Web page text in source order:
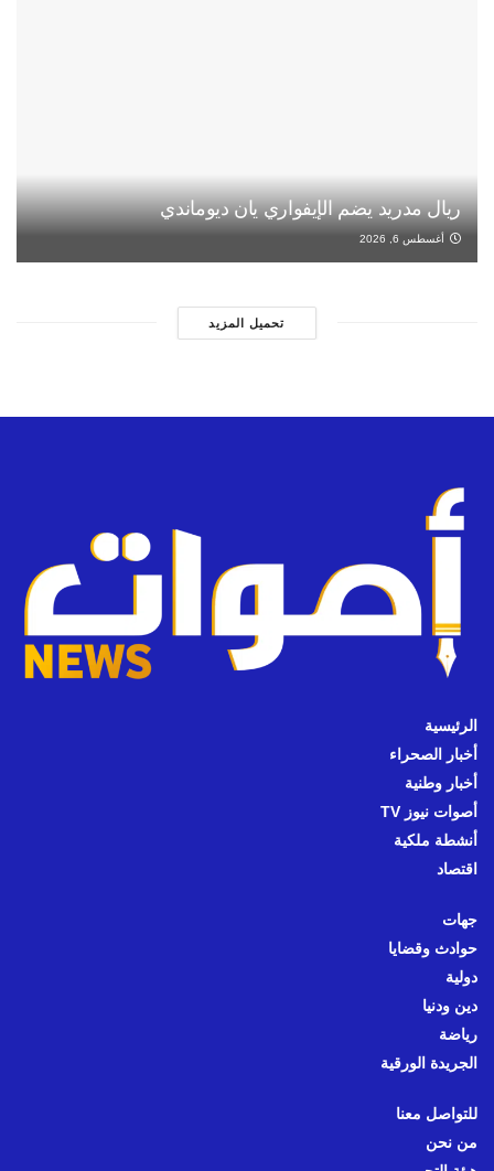
ريال مدريد يضم الإيفواري يان ديوماندي
أغسطس 6, 2026
تحميل المزيد
الرئيسية
أخبار الصحراء
أخبار وطنية
أصوات نيوز TV
أنشطة ملكية
اقتصاد
جهات
حوادث وقضايا
دولية
دين ودنيا
رياضة
الجريدة الورقية
للتواصل معنا
من نحن